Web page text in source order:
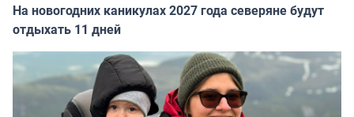
На новогодних каникулах 2027 года северяне будут
отдыхать 11 дней